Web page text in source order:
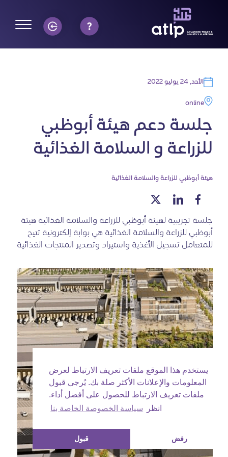
يستخدم هذا الموقع ملفات تعريف الارتباط لعرض
المعلومات والإعلانات الأكثر صلة بك. يُرجى قبول
ملفات تعريف الارتباط للحصول على أفضل أداء.
انظر
سياسة الخصوصة الخاصة بنا
رفض قبول
الأحد, 24 يوليو 2022
online
جلسة دعم هيئة أبوظبي
للزراعة و السلامة الغذائية
هيئة أبوظبي للزراعة والسلامة الغذائية
جلسة تجريبية لهيئة أبوظبي للزراعة والسلامة الغذائية هيئة
أبوظبي للزراعة والسلامة الغذائية هي بوابة إلكترونية تتيح
للمتعامل تسجيل الأغذية واستيراد وتصدير المنتجات الغذائية